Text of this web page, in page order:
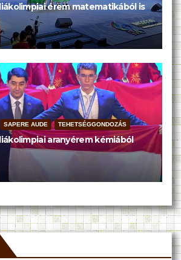
érem matematikából is
SAPERE AUDE TEHETSÉGGONDOZÁS
aranyérem kémiából